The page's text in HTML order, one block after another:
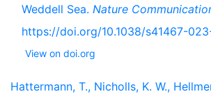
Weddell Sea. Nature
https://doi.org/10.1038/s41467-
View on doi.org
Hattermann, T., Nicholls, K. W.,